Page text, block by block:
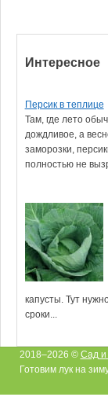
Интересное
Персик в теплице
Там, где лето
дождливое, а
заморозки,
полностью не
капусты. Тут
сроки...
2018–2026 © Сад и
Готовим лук на